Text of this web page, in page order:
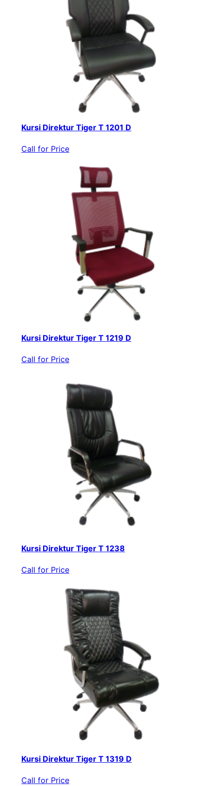
Kursi Direktur Tiger T 1201 D
Call for Price
Kursi Direktur Tiger T 1219 D
Call for Price
Kursi Direktur Tiger T 1238
Call for Price
Kursi Direktur Tiger T 1319 D
Call for Price